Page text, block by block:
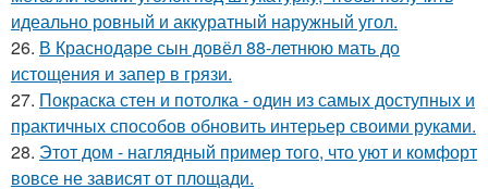
идеально ровный и аккуратный наружный угол.
26. В Краснодаре сын довёл 88-летнюю мать до
истощения и запер в грязи.
27. Покраска стен и потолка - один из самых доступных и
практичных способов обновить интерьер своими руками.
28. Этот дом - наглядный пример того, что уют и комфорт
вовсе не зависят от площади.